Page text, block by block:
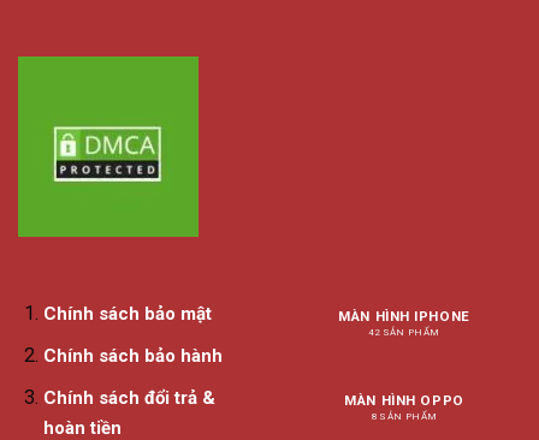
Chính sách bảo mật
Chính sách bảo hành
Chính sách đổi trả &
hoàn tiền
MÀN HÌNH IPHONE
42 SẢN PHẨM
MÀN HÌNH OPPO
8 SẢN PHẨM